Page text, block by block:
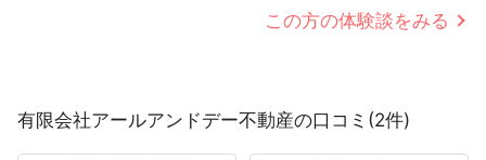
この方の体験談をみる
有限会社アールアンドデー不動産の口コミ(2件)